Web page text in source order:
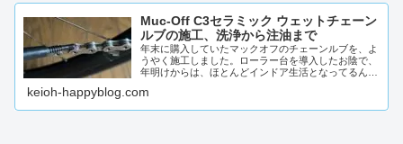
Muc-Off C3セラミック ウェットチェーン
ルブの施工、洗浄から注油まで
年末に購入していたマックオフのチェーンルブを、よ
うやく施工しました。ローラー台を導入したお陰で、
年明けからは、ほとんどインドア生活となってるんで
て言うの...
keioh-happyblog.com